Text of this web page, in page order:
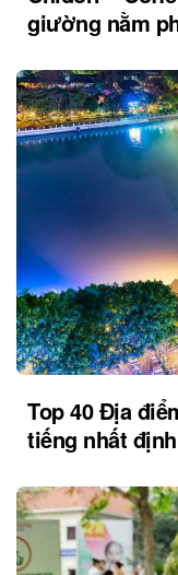
giường nằm
Top 40 Địa
tiếng nhất